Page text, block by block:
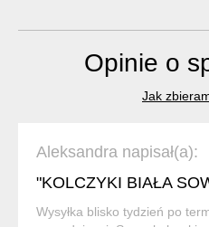
Opinie o
Jak
Aleksandra napisał(a):
"KOLCZYKI BIAŁA
Wysyłka blisko tydzień po